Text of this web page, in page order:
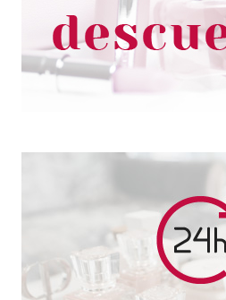
Pvr 130.00€
-44%
RALPH